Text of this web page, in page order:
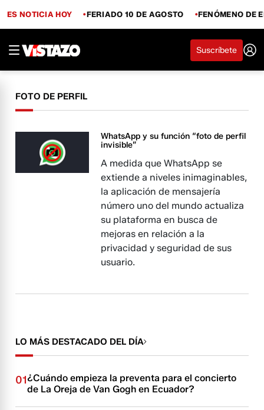
ES NOTICIA HOY FERIADO 10 DE AGOSTO FENÓMENO DE
Suscríbete
FOTO DE PERFIL
WhatsApp y su función “foto de perfil
invisible”
A medida que WhatsApp se
extiende a niveles inimaginables,
la aplicación de mensajería
número uno del mundo actualiza
su plataforma en busca de
mejoras en relación a la
privacidad y seguridad de sus
usuario.
LO MÁS DESTACADO DEL DÍA
01¿Cuándo empieza la preventa para el concierto
de La Oreja de Van Gogh en Ecuador?